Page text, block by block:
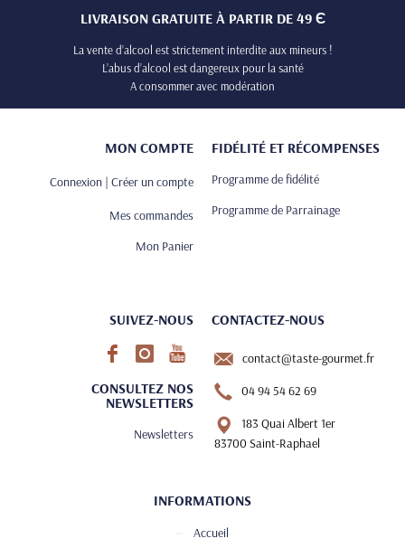
LIVRAISON GRATUITE À PARTIR DE 49 Є
La vente d’alcool est strictement interdite aux mineurs !
L’abus d’alcool est dangereux pour la santé
A consommer avec modération
MON COMPTE
Connexion | Créer un compte
Mes commandes
Mon Panier
FIDÉLITÉ ET RÉCOMPENSES
Programme de fidélité
Programme de Parrainage
SUIVEZ-NOUS
CONSULTEZ NOS
NEWSLETTERS
Newsletters
CONTACTEZ-NOUS
contact@taste-gourmet.fr
04 94 54 62 69
183 Quai Albert 1er
83700 Saint-Raphael
INFORMATIONS
Accueil